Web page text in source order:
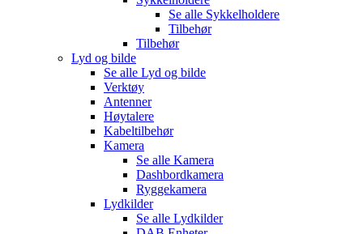
Se alle Sykkelholdere
Tilbehør
Tilbehør
Lyd og bilde
Se alle Lyd og bilde
Verktøy
Antenner
Høytalere
Kabeltilbehør
Kamera
Se alle Kamera
Dashbordkamera
Ryggekamera
Lydkilder
Se alle Lydkilder